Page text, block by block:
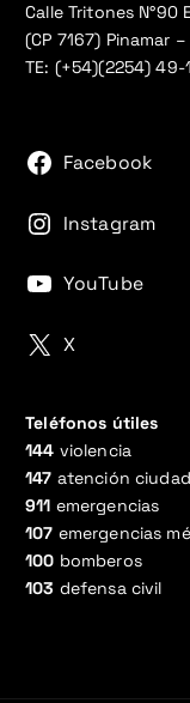
Calle Tritones N°90
(CP 7167) Pinamar
TE: (+54)(2254)
Facebook
Instagram
YouTube
X
Teléfonos útiles
144 violencia
147 atención
911 emergencias
107 emergencias
100 bomberos
103 defensa civil